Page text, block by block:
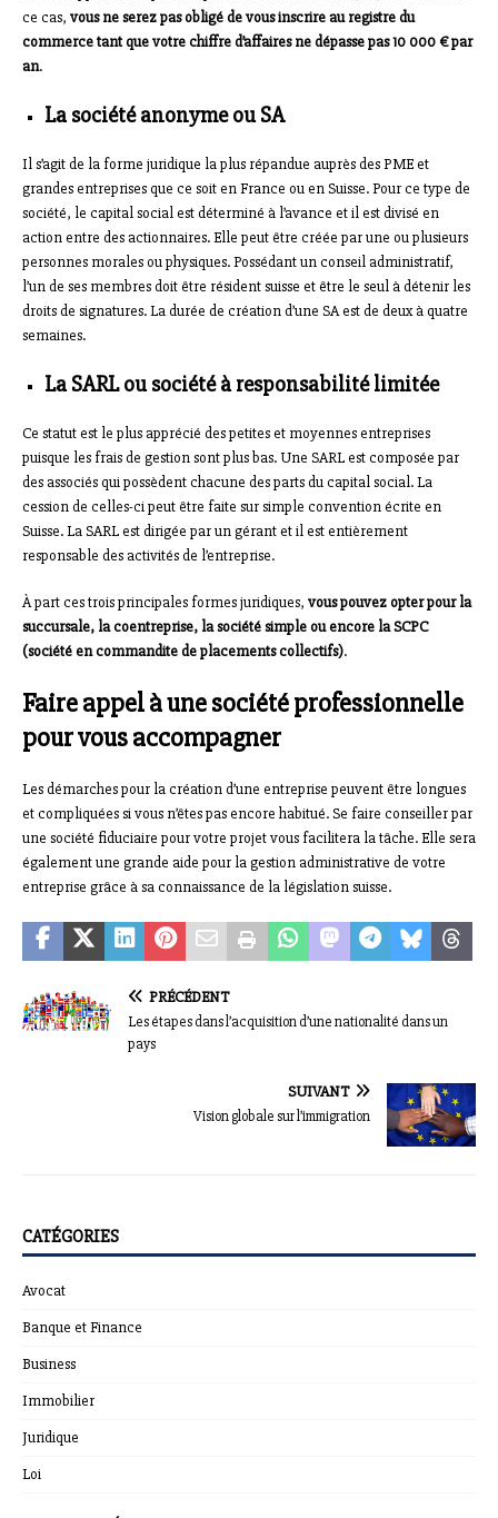
ce cas, vous ne serez pas obligé de vous inscrire au registre du
commerce tant que votre chiffre d’affaires ne dépasse pas 10 000 € par
an.
La société anonyme ou SA
Il s’agit de la forme juridique la plus répandue auprès des PME et
grandes entreprises que ce soit en France ou en Suisse. Pour ce type de
société, le capital social est déterminé à l’avance et il est divisé en
action entre des actionnaires. Elle peut être créée par une ou plusieurs
personnes morales ou physiques. Possédant un conseil administratif,
l’un de ses membres doit être résident suisse et être le seul à détenir les
droits de signatures. La durée de création d’une SA est de deux à quatre
semaines.
La SARL ou société à responsabilité limitée
Ce statut est le plus apprécié des petites et moyennes entreprises
puisque les frais de gestion sont plus bas. Une SARL est composée par
des associés qui possèdent chacune des parts du capital social. La
cession de celles-ci peut être faite sur simple convention écrite en
Suisse. La SARL est dirigée par un gérant et il est entièrement
responsable des activités de l’entreprise.
À part ces trois principales formes juridiques, vous pouvez opter pour la
succursale, la coentreprise, la société simple ou encore la SCPC
(société en commandite de placements collectifs).
Faire appel à une société professionnelle
pour vous accompagner
Les démarches pour la création d’une entreprise peuvent être longues
et compliquées si vous n’êtes pas encore habitué. Se faire conseiller par
une société fiduciaire pour votre projet vous facilitera la tâche. Elle sera
également une grande aide pour la gestion administrative de votre
entreprise grâce à sa connaissance de la législation suisse.
PRÉCÉDENT
Les étapes dans l’acquisition d’une nationalité dans un
pays
SUIVANT
Vision globale sur l’immigration
CATÉGORIES
Avocat
Banque et Finance
Business
Immobilier
Juridique
Loi